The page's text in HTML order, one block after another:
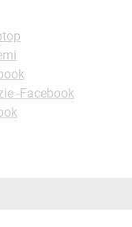
-Facebook